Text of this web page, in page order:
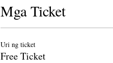
Mga Ticket
Uri ng ticket
Free Ticket